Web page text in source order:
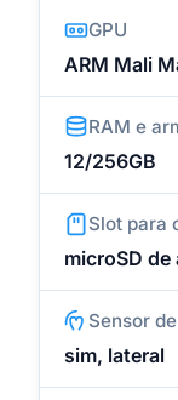
GPU
ARM Mali
RAM e
12/256GB
Slot para
microSD de
Sensor
sim, lateral